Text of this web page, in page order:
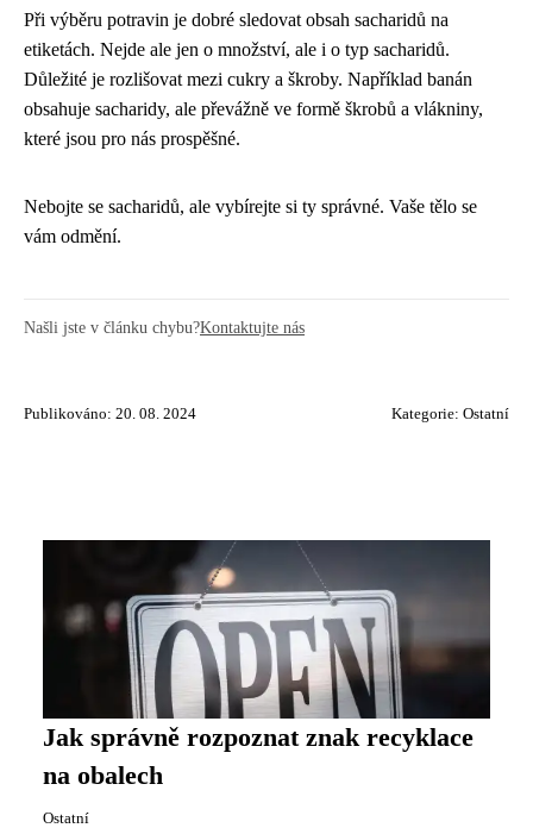
Při výběru potravin je dobré sledovat obsah sacharidů na
etiketách. Nejde ale jen o množství, ale i o typ sacharidů.
Důležité je rozlišovat mezi cukry a škroby. Například banán
obsahuje sacharidy, ale převážně ve formě škrobů a vlákniny,
které jsou pro nás prospěšné.
Nebojte se sacharidů, ale vybírejte si ty správné. Vaše tělo se
vám odmění.
Našli jste v článku chybu?Kontaktujte nás
Publikováno: 20. 08. 2024 Kategorie: Ostatní
Jak správně rozpoznat znak recyklace
na obalech
Ostatní